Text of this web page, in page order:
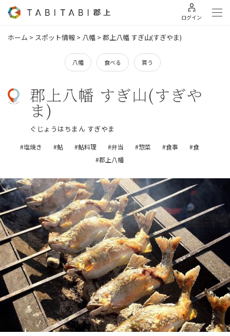
ログイン
ホーム > スポット情報 > 八幡 > 郡上八幡 すぎ山(すぎやま)
八幡 食べる 買う
郡上八幡 すぎ山(すぎや
ま)
ぐじょうはちまん すぎやま
#塩焼き #鮎 #鮎料理 #弁当 #惣菜 #食事
#食
#郡上八幡